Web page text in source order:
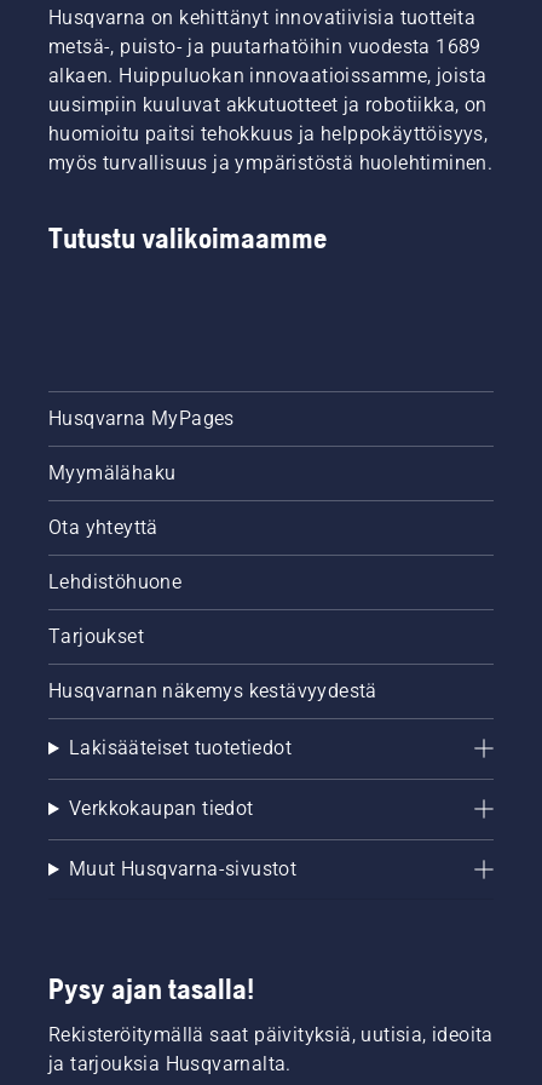
Husqvarna on kehittänyt innovatiivisia tuotteita
metsä-, puisto- ja puutarhatöihin vuodesta 1689
alkaen. Huippuluokan innovaatioissamme, joista
uusimpiin kuuluvat akkutuotteet ja robotiikka, on
huomioitu paitsi tehokkuus ja helppokäyttöisyys,
myös turvallisuus ja ympäristöstä huolehtiminen.
Tutustu valikoimaamme
Husqvarna MyPages
Myymälähaku
Ota yhteyttä
Lehdistöhuone
Tarjoukset
Husqvarnan näkemys kestävyydestä
Lakisääteiset tuotetiedot
Verkkokaupan tiedot
Muut Husqvarna-sivustot
Pysy ajan tasalla!
Rekisteröitymällä saat päivityksiä, uutisia, ideoita
ja tarjouksia Husqvarnalta.